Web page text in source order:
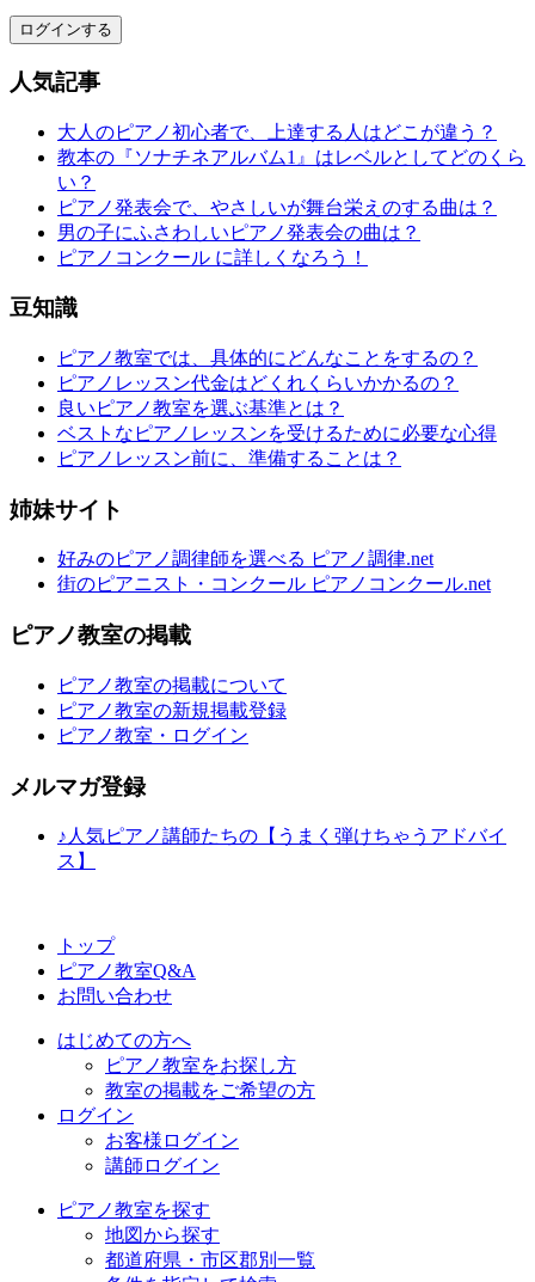
ログインする
人気記事
大人のピアノ初心者で、上達する人はどこが違う？
教本の『ソナチネアルバム1』はレベルとしてどのくら
い？
ピアノ発表会で、やさしいが舞台栄えのする曲は？
男の子にふさわしいピアノ発表会の曲は？
ピアノコンクール に詳しくなろう！
豆知識
ピアノ教室では、具体的にどんなことをするの？
ピアノレッスン代金はどくれくらいかかるの？
良いピアノ教室を選ぶ基準とは？
ベストなピアノレッスンを受けるために必要な心得
ピアノレッスン前に、準備することは？
姉妹サイト
好みのピアノ調律師を選べる ピアノ調律.net
街のピアニスト・コンクール ピアノコンクール.net
ピアノ教室の掲載
ピアノ教室の掲載について
ピアノ教室の新規掲載登録
ピアノ教室・ログイン
メルマガ登録
♪人気ピアノ講師たちの【うまく弾けちゃうアドバイ
ス】
トップ
ピアノ教室Q&A
お問い合わせ
はじめての方へ
ピアノ教室をお探し方
教室の掲載をご希望の方
ログイン
お客様ログイン
講師ログイン
ピアノ教室を探す
地図から探す
都道府県・市区郡別一覧